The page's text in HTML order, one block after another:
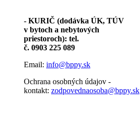
- KURIČ (dodávka ÚK, TÚV
v bytoch a nebytových
priestoroch): tel.
č. 0903 225 089
Email: info@bppy.sk
Ochrana osobných údajov -
kontakt: zodpovednaosoba@bppy.sk